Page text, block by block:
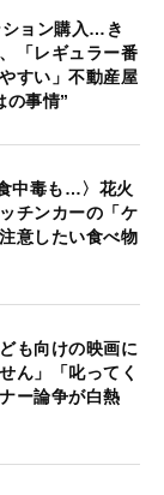
ョン購入…き
「レギュラー番
すい」不動産屋
の事情”
中毒も…〉花火
チンカーの「ケ
意したい食べ物
も向けの映画に
ん」「叱ってく
ー論争が白熱